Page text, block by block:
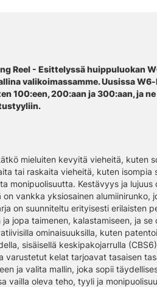
Reel - Esittelyssä huippuluokan
valikoimassamme. Uusissa
100:een, 200:aan ja 300:aan, ja
mieluiten kevyitä vieheitä, kuten
tai raskaita vieheitä, kuten
monipuolisuutta. Kestävyys ja
on vankka yksiosainen alumiinirunko,
on suunniteltu erityisesti erilaisten
jopa taimenen, kalastamiseen, ja
ominaisuuksilla, kuten
sisäisellä keskipakojarrulla
varustetut kelat tarjoavat tasaisen
ja valita mallin, joka sopii
vailla oleva teho, tyyli ja